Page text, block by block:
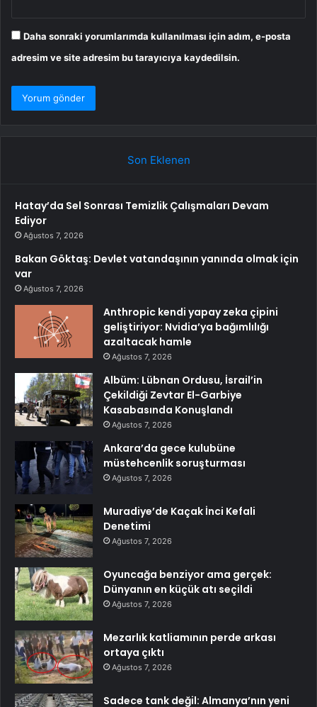
Daha sonraki yorumlarımda kullanılması için adım, e-posta
adresim ve site adresim bu tarayıcıya kaydedilsin.
Son Eklenen
Hatay’da Sel Sonrası Temizlik Çalışmaları Devam
Ediyor
Ağustos 7, 2026
Bakan Göktaş: Devlet vatandaşının yanında olmak için
var
Ağustos 7, 2026
Anthropic kendi yapay zeka çipini
geliştiriyor: Nvidia’ya bağımlılığı
azaltacak hamle
Ağustos 7, 2026
Albüm: Lübnan Ordusu, İsrail’in
Çekildiği Zevtar El-Garbiye
Kasabasında Konuşlandı
Ağustos 7, 2026
Ankara’da gece kulubüne
müstehcenlik soruşturması
Ağustos 7, 2026
Muradiye’de Kaçak İnci Kefali
Denetimi
Ağustos 7, 2026
Oyuncağa benziyor ama gerçek:
Dünyanın en küçük atı seçildi
Ağustos 7, 2026
Mezarlık katliamının perde arkası
ortaya çıktı
Ağustos 7, 2026
Sadece tank değil: Almanya’nın yeni